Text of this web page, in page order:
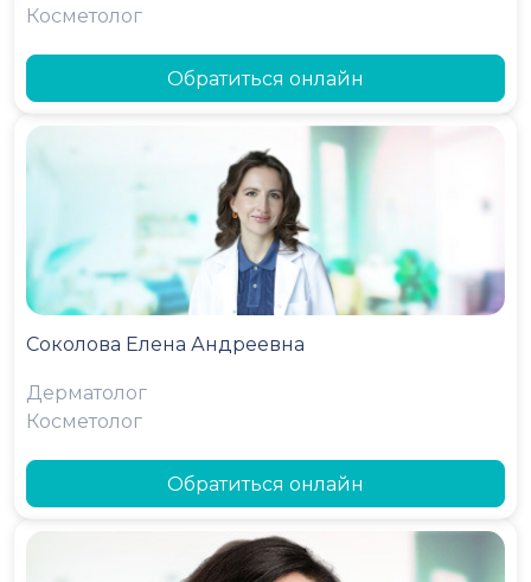
Косметолог
Обратиться онлайн
Соколова Елена Андреевна
Дерматолог
Косметолог
Обратиться онлайн